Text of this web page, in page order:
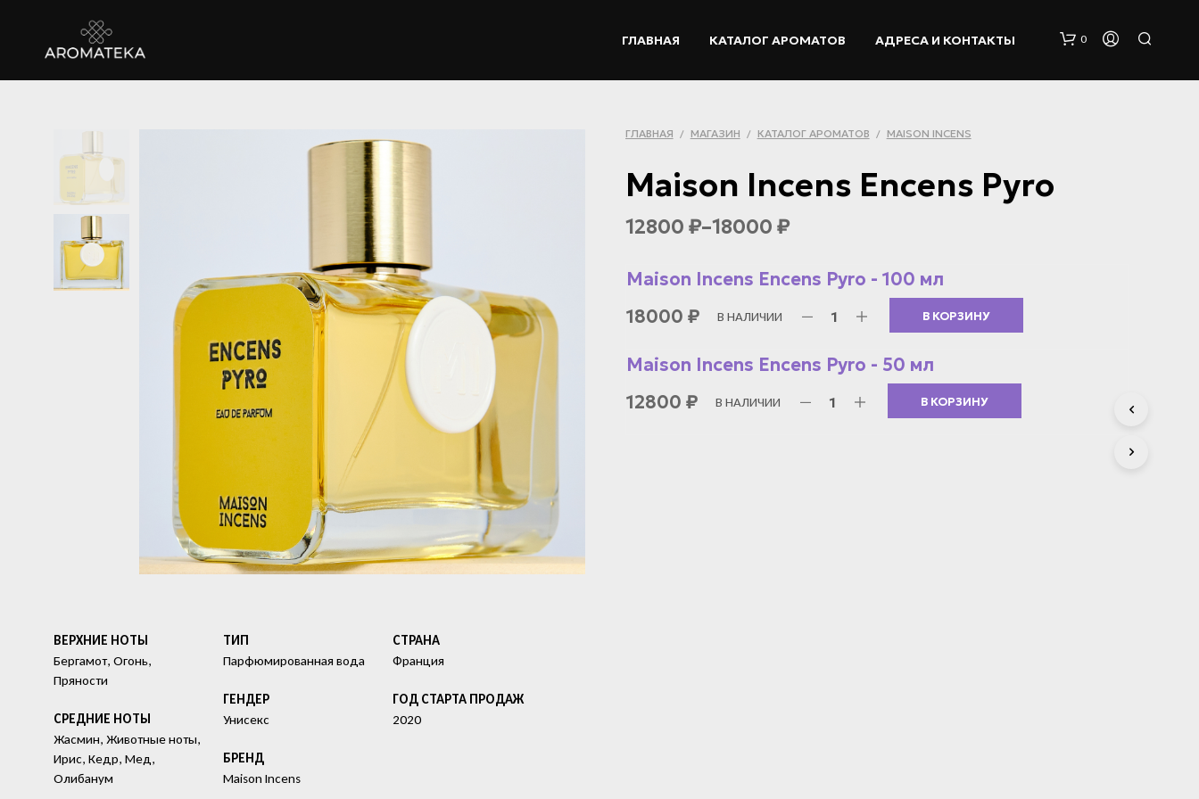
ГЛАВНАЯ КАТАЛОГ АРОМАТОВ АДРЕСА И КОНТАКТЫ 0
ГЛАВНАЯ / МАГАЗИН / КАТАЛОГ АРОМАТОВ / MAISON INCENS
Maison Incens Encens Pyro
12800 ₽–18000 ₽
Maison Incens Encens Pyro - 100 мл
18000 ₽ В НАЛИЧИИ В КОРЗИНУ
Maison Incens Encens Pyro - 50 мл
12800 ₽ В НАЛИЧИИ В КОРЗИНУ
ВЕРХНИЕ НОТЫ
Бергамот, Огонь,
Пряности
СРЕДНИЕ НОТЫ
Жасмин, Животные ноты,
Ирис, Кедр, Мед,
Олибанум
ТИП
Парфюмированная вода
ГЕНДЕР
Унисекс
БРЕНД
Maison Incens
СТРАНА
Франция
ГОД СТАРТА ПРОДАЖ
2020